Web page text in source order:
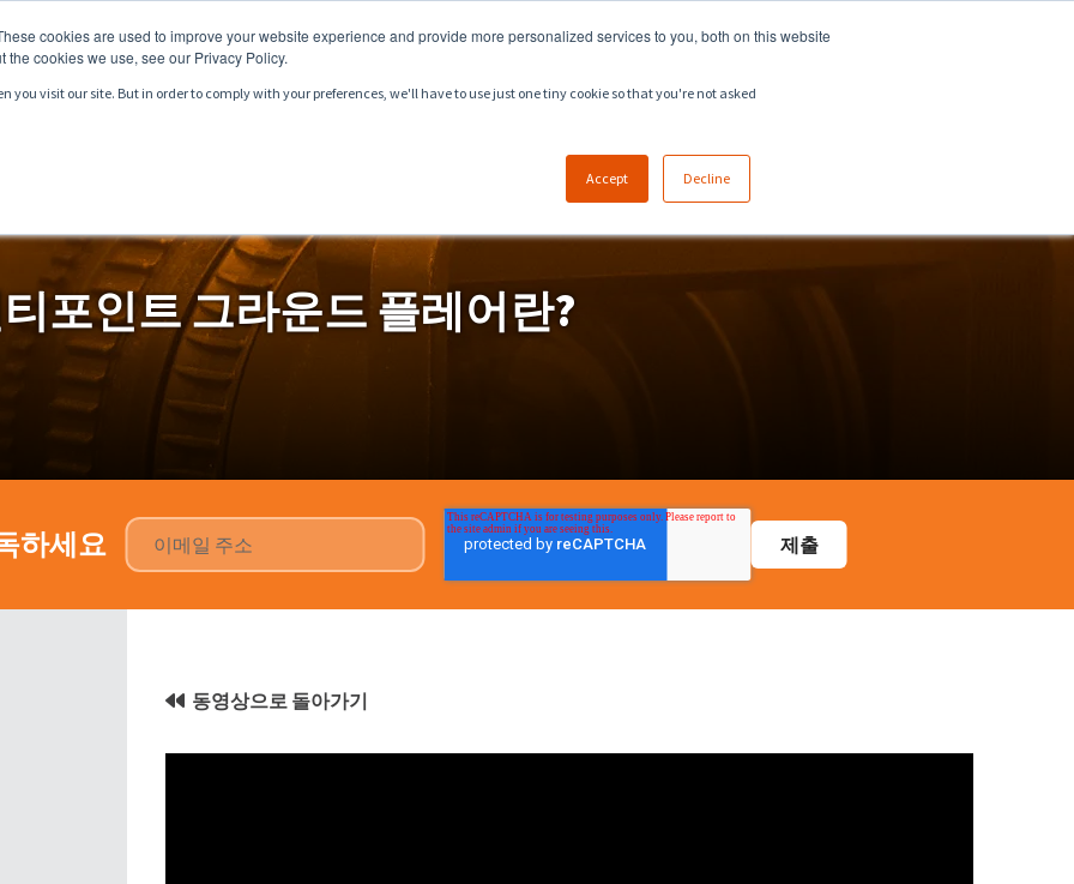
cookies are used to improve your website experience and provide more personalized services to you, both on this website
cookies we use, see our Privacy Policy.
you visit our site. But in order to comply with your preferences, we'll have to use just one tiny cookie so that you're not asked
Accept Decline
포인트 그라운드 플레어란?
하세요
동영상으로 돌아가기